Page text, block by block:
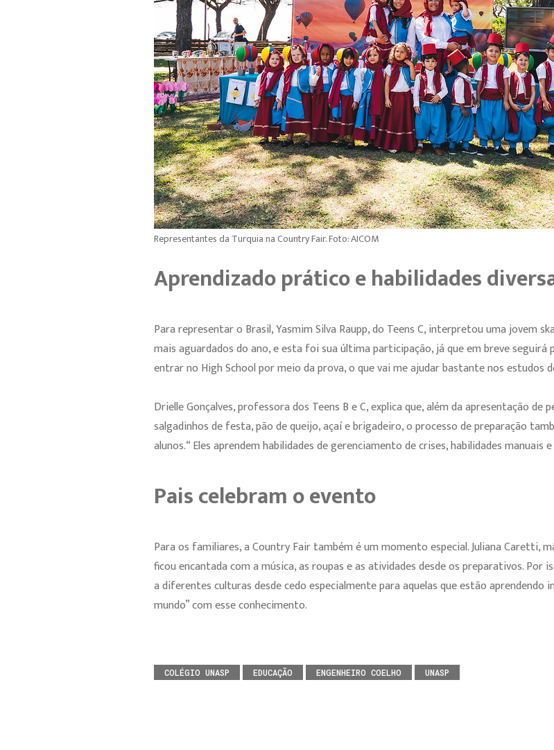
Representantes da Turquia na Country Fair. Foto: AICOM
Aprendizado prático e habilidades
Para representar o Brasil, Yasmim Silva Raupp, do Teens C, interpretou uma jovem
mais aguardados do ano, e esta foi sua última participação, já que em breve
entrar no High School por meio da prova, o que vai me ajudar bastante nos estudos
Drielle Gonçalves, professora dos Teens B e C, explica que, além da apresentação de
salgadinhos de festa, pão de queijo, açaí e brigadeiro, o processo de preparação
alunos.“ Eles aprendem habilidades de gerenciamento de crises, habilidades manuais
Pais celebram o evento
Para os familiares, a Country Fair também é um momento especial. Juliana Caretti,
ficou encantada com a música, as roupas e as atividades desde os preparativos. Por
a diferentes culturas desde cedo especialmente para aquelas que estão aprendendo
mundo” com esse conhecimento.
COLÉGIO UNASP EDUCAÇÃO ENGENHEIRO COELHO UNASP